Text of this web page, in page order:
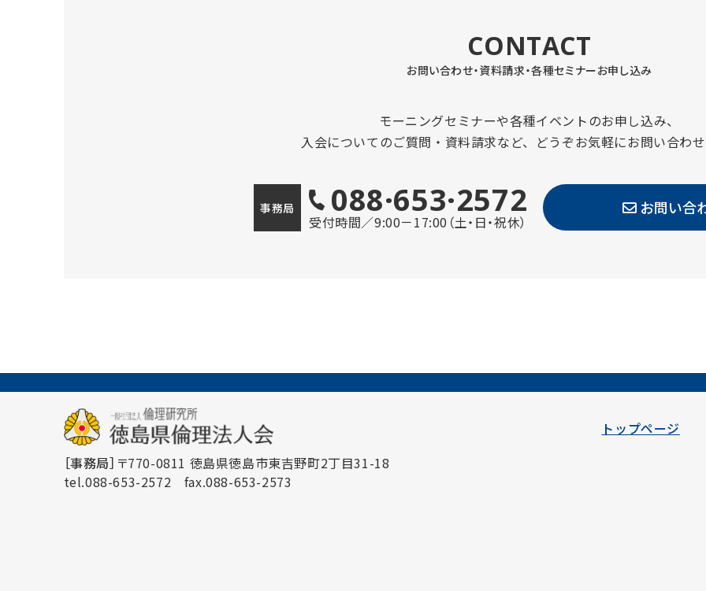
CONTACT
お問い合わせ・資料請求・各種セミナーお申し込み
モーニングセミナーや各種イベントのお申し込み、
入会についてのご質問・資料請求など、どうぞお気軽にお問い合わせ
事務局 088·653·2572
受付時間／9:00－17:00（土・日・祝休）
お問い合
［事務局］ 〒770-0811 徳島県徳島市東吉野町2丁目31-18
tel.088-653-2572 fax.088-653-2573
トップページ